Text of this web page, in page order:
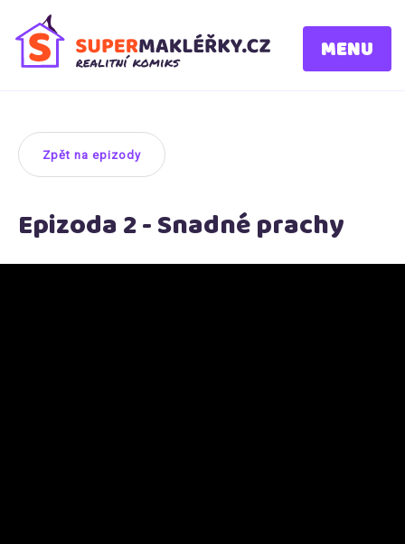
MENU
Zpět na epizody
Epizoda 2 - Snadné prachy